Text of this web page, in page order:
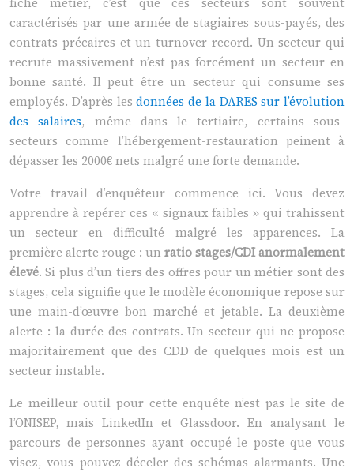
caractérisés par une armée de stagiaires sous-payés, des
contrats précaires et un turnover record. Un secteur qui
recrute massivement n’est pas forcément un secteur en
bonne santé. Il peut être un secteur qui consume ses
employés. D’après lesdonnées de la DARES sur l’évolution
des salaires, même dans le tertiaire, certains sous-
secteurs comme l’hébergement-restauration peinent à
dépasser les 2000€ nets malgré une forte demande.
Votre travail d’enquêteur commence ici. Vous devez
apprendre à repérer ces « signaux faibles » qui trahissent
un secteur en difficulté malgré les apparences. La
première alerte rouge : un ratio stages/CDI anormalement
élevé. Si plus d’un tiers des offres pour un métier sont des
stages, cela signifie que le modèle économique repose sur
une main-d’œuvre bon marché et jetable. La deuxième
alerte : la durée des contrats. Un secteur qui ne propose
majoritairement que des CDD de quelques mois est un
secteur instable.
Le meilleur outil pour cette enquête n’est pas le site de
l’ONISEP, mais LinkedIn et Glassdoor. En analysant le
parcours de personnes ayant occupé le poste que vous
visez, vous pouvez déceler des schémas alarmants. Une